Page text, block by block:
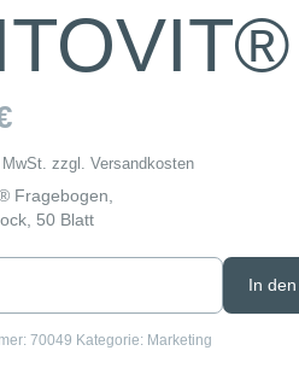
zzgl. Versandkosten
Fragebogen,
50 Blatt
In
70049 Kategorie: Marketing